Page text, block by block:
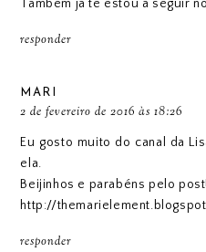
Também já te estou a seguir
responder
MARI
2 de fevereiro de 2016 às 18:26
Eu gosto muito do canal da
ela.
Beijinhos e parabéns pelo
http://
responder